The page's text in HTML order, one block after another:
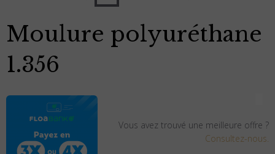
Moulure polyuréthane
1.356
Vous avez trouvé une meilleure offre ?
Consultez-nous.